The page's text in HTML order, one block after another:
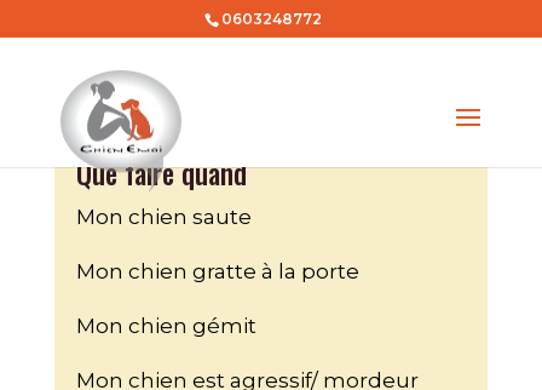
0603248772
Que faire quand
Mon chien saute
Mon chien gratte à la porte
Mon chien gémit
Mon chien est agressif/ mordeur